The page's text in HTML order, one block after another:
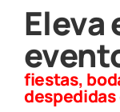
Eleva
fiestas,